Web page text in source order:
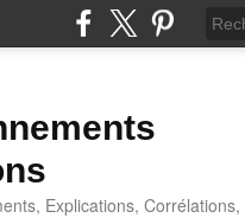
Explications, Corrélations,